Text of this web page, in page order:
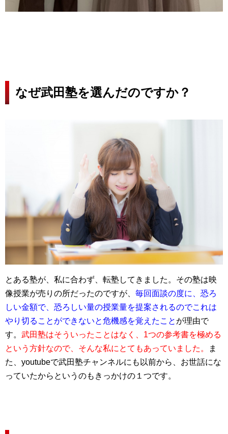
なぜ武田塾を選んだのですか？
とある塾が、私に合わず、転塾してきました。その塾は映
像授業が売りの所だったのですが、 毎回面談の度に、恐ろ
しい金額で、恐ろしい量の授業量を提案されるのでこれは
やり切ることができないと危機感を覚えたこと が理由で
す。 武田塾はそういったことはなく、1つの参考書を極める
という方針なので、そんな私にとてもあっていました。
ま
た、youtubeで武田塾チャンネルにも以前から、お世話にな
っていたからというのもきっかけの１つです。